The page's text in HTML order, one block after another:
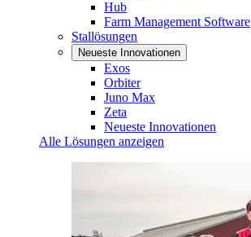
Hub
Farm Management Software
Stallösungen
Neueste Innovationen
Exos
Orbiter
Juno Max
Zeta
Neueste Innovationen
Alle Lösungen anzeigen